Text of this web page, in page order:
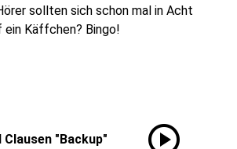
sollten sich schon mal in Acht
ein Käffchen? Bingo!
Clausen "Backup" play_circle